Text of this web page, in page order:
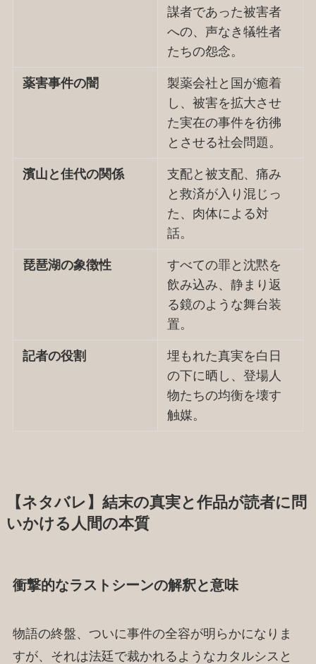
謀者であった被害者
への、声なき犠牲者
たちの怨念。
薬害事件の闇
製薬会社と国が癒着
し、被害を拡大させ
た実在の事件を彷彿
とさせる社会問題。
濱山と佳代の関係
支配と被支配、痛み
と救済が入り混じっ
た、肉体による対
話。
琵琶湖の象徴性
すべての罪と沈黙を
飲み込み、静まり返
る鏡のような舞台装
置。
記者の役割
埋もれた真実を白日
の下に晒し、登場人
物たちの均衡を壊す
触媒。
【ネタバレ】結末の真実と作品が読者に問
いかける人間の本質
衝撃的なラストシーンの解釈と意味
物語の終盤、ついに事件の全容が明らかになりま
すが、それは法廷で裁かれるようなカタルシスと